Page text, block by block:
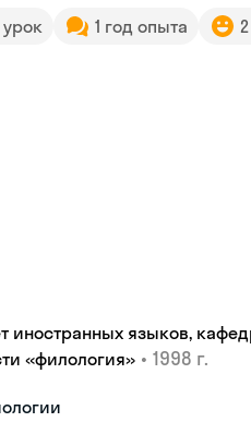
урок 1 год опыта
иностранных языков,
«филология» • 1998 г.